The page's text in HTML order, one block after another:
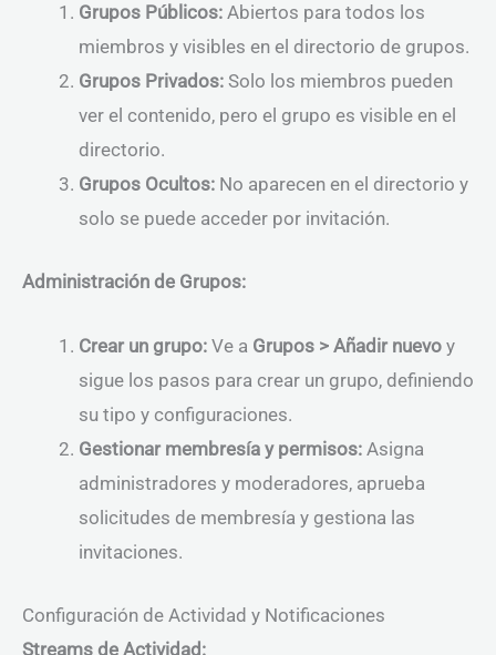
Grupos Públicos: Abiertos para todos los
miembros y visibles en el directorio de grupos.
Grupos Privados: Solo los miembros pueden
ver el contenido, pero el grupo es visible en el
directorio.
Grupos Ocultos: No aparecen en el directorio y
solo se puede acceder por invitación.
Administración de Grupos:
Crear un grupo: Ve a Grupos > Añadir nuevo y
sigue los pasos para crear un grupo, definiendo
su tipo y configuraciones.
Gestionar membresía y permisos: Asigna
administradores y moderadores, aprueba
solicitudes de membresía y gestiona las
invitaciones.
Configuración de Actividad y Notificaciones
Streams de Actividad: